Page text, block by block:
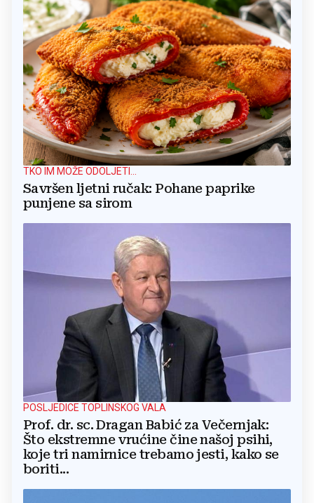
TKO IM MOŽE ODOLJETI...
Savršen ljetni ručak: Pohane paprike
punjene sa sirom
POSLJEDICE TOPLINSKOG VALA
Prof. dr. sc. Dragan Babić za Večernjak:
Što ekstremne vrućine čine našoj psihi,
koje tri namirnice trebamo jesti, kako se
boriti...